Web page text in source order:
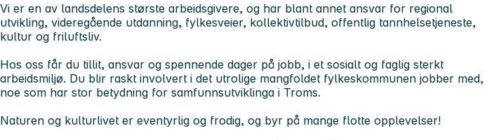
Vi er en av landsdelens største arbeidsgivere, og har blant annet ansvar for regional
utvikling, videregående utdanning, fylkesveier, kollektivtilbud, offentlig tannhelsetjeneste,
kultur og friluftsliv.
Hos oss får du tillit, ansvar og spennende dager på jobb, i et sosialt og faglig sterkt
arbeidsmiljø. Du blir raskt involvert i det utrolige mangfoldet fylkeskommunen jobber med,
noe som har stor betydning for samfunnsutviklinga i Troms.
Naturen og kulturlivet er eventyrlig og frodig, og byr på mange flotte opplevelser!